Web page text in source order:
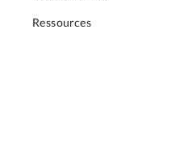
Ressources